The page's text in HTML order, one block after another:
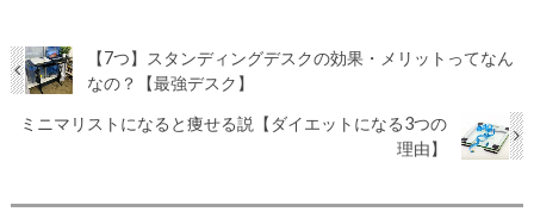
【7つ】スタンディングデスクの効果・メリットってなん
なの？【最強デスク】
ミニマリストになると痩せる説【ダイエットになる3つの
理由】